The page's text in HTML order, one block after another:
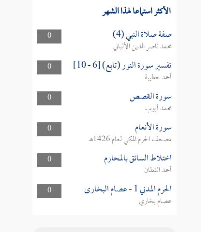
الأكثر استماعا لهذا الشهر
0 صفة صلاة النبي (4)
محمد ناصر الدين الألباني
0
تفسير سورة النور (تابع) [6 - 10]
أحمد حطيبة
0
سورة القصص
محمد أيوب
0
سورة الأنعام
مصحف الحرم المكي لعام 1426هـ
0
اختلاط السائق بالمحارم
أحمد القطان
0
الحرم المدني 1 - عصام البخارى
عصام بخاري